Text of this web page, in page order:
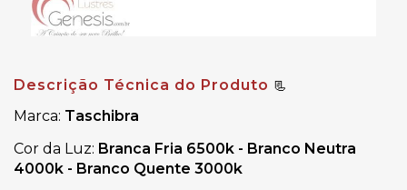
Descrição Técnica do Produto 📃
Marca: Taschibra
Cor da Luz: Branca Fria 6500k - Branco Neutra
4000k - Branco Quente 3000k